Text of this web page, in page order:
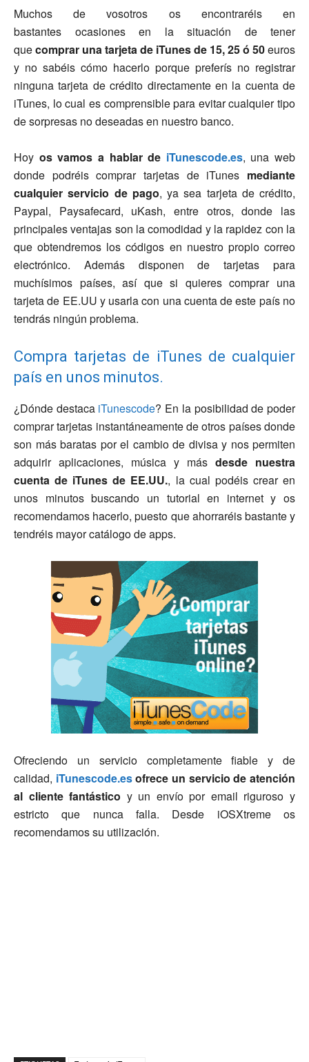
Muchos de vosotros os encontraréis en
bastantes ocasiones en la situación de tener
quecomprar una tarjeta de iTunes de 15, 25 ó 50euros
y no sabéis cómo hacerlo porque preferís no registrar
ninguna tarjeta de crédito directamente en la cuenta de
iTunes, lo cual es comprensible para evitar cualquier tipo
de sorpresas no deseadas en nuestro banco.
Hoy os vamos a hablar de iTunescode.es, una web
donde podréis comprar tarjetas de iTunes mediante
cualquier servicio de pago, ya sea tarjeta de crédito,
Paypal, Paysafecard, uKash, entre otros, donde las
principales ventajas son la comodidad y la rapidez con la
que obtendremos los códigos en nuestro propio correo
electrónico. Además disponen de tarjetas para
muchísimos países, así que si quieres comprar una
tarjeta de EE.UU y usarla con una cuenta de este país no
tendrás ningún problema.
Compra tarjetas de iTunes de cualquier
país en unos minutos.
¿Dónde destaca iTunescode? En la posibilidad de poder
comprar tarjetas instantáneamente de otros países donde
son más baratas por el cambio de divisa y nos permiten
adquirir aplicaciones, música y más desde nuestra
cuenta de iTunes de EE.UU., la cual podéis crear en
unos minutos buscando un tutorial en internet y os
recomendamos hacerlo, puesto que ahorraréis bastante y
tendréis mayor catálogo de apps.
Ofreciendo un servicio completamente fiable y de
calidad, iTunescode.esofrece un servicio de atención
al cliente fantástico y un envío por email riguroso y
estricto que nunca falla. Desde iOSXtreme os
recomendamos su utilización.